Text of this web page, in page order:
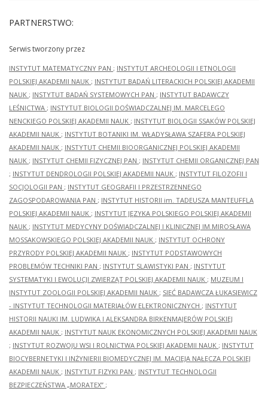
PARTNERSTWO:
Serwis tworzony przez
INSTYTUT MATEMATYCZNY PAN ; INSTYTUT ARCHEOLOGII I ETNOLOGII
POLSKIEJ AKADEMII NAUK ; INSTYTUT BADAŃ LITERACKICH POLSKIEJ AKADEMII
NAUK ; INSTYTUT BADAŃ SYSTEMOWYCH PAN ; INSTYTUT BADAWCZY
LEŚNICTWA ; INSTYTUT BIOLOGII DOŚWIADCZALNEJ IM. MARCELEGO
NENCKIEGO POLSKIEJ AKADEMII NAUK ; INSTYTUT BIOLOGII SSAKÓW POLSKIEJ
AKADEMII NAUK ; INSTYTUT BOTANIKI IM. WŁADYSŁAWA SZAFERA POLSKIEJ
AKADEMII NAUK ; INSTYTUT CHEMII BIOORGANICZNEJ POLSKIEJ AKADEMII
NAUK ; INSTYTUT CHEMII FIZYCZNEJ PAN ; INSTYTUT CHEMII ORGANICZNEJ PAN
; INSTYTUT DENDROLOGII POLSKIEJ AKADEMII NAUK ; INSTYTUT FILOZOFII I
SOCJOLOGII PAN ; INSTYTUT GEOGRAFII I PRZESTRZENNEGO
ZAGOSPODAROWANIA PAN ; INSTYTUT HISTORII im. TADEUSZA MANTEUFFLA
POLSKIEJ AKADEMII NAUK ; INSTYTUT JĘZYKA POLSKIEGO POLSKIEJ AKADEMII
NAUK ; INSTYTUT MEDYCYNY DOŚWIADCZALNEJ I KLINICZNEJ IM.MIROSŁAWA
MOSSAKOWSKIEGO POLSKIEJ AKADEMII NAUK ; INSTYTUT OCHRONY
PRZYRODY POLSKIEJ AKADEMII NAUK ; INSTYTUT PODSTAWOWYCH
PROBLEMÓW TECHNIKI PAN ; INSTYTUT SLAWISTYKI PAN ; INSTYTUT
SYSTEMATYKI I EWOLUCJI ZWIERZĄT POLSKIEJ AKADEMII NAUK ; MUZEUM I
INSTYTUT ZOOLOGII POLSKIEJ AKADEMII NAUK ; SIEĆ BADAWCZA ŁUKASIEWICZ
- INSTYTUT TECHNOLOGII MATERIAŁÓW ELEKTRONICZNYCH ; INSTYTUT
HISTORII NAUKI IM. LUDWIKA I ALEKSANDRA BIRKENMAJERÓW POLSKIEJ
AKADEMII NAUK ; INSTYTUT NAUK EKONOMICZNYCH POLSKIEJ AKADEMII NAUK
; INSTYTUT ROZWOJU WSI I ROLNICTWA POLSKIEJ AKADEMII NAUK ; INSTYTUT
BIOCYBERNETYKI I INŻYNIERII BIOMEDYCZNEJ IM. MACIEJA NAŁĘCZA POLSKIEJ
AKADEMII NAUK ; INSTYTUT FIZYKI PAN ; INSTYTUT TECHNOLOGII
BEZPIECZEŃSTWA „MORATEX” ;